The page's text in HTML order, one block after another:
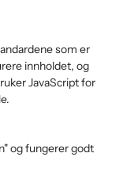
som er
innholdet, og
JavaScript for
og fungerer godt